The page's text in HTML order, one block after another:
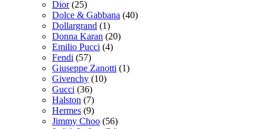
Dior(25)
Dolce & Gabbana (40)
Dollargrand (1)
Donna Karan (20)
Emilio Pucci (4)
Fendi (57)
Giuseppe Zanotti (1)
Givenchy (10)
Gucci (36)
Halston (7)
Hermes (9)
Jimmy Choo (56)